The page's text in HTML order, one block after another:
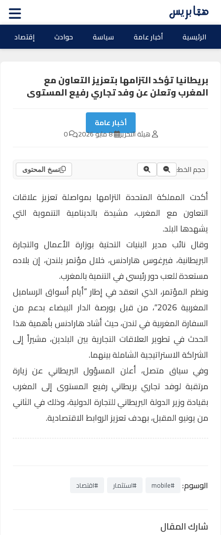
الرئيسية أخبار عامة سياسة حوادث إقتصاد
بريطانيا تؤكد التزامها بتعزيز التعاون مع
المغرب وتعلن عن وفد تجاري رفيع المستوى
أخبار عامة
هيئة التحرير 8 مايو 2026 0
حجم الخط: نسخ المحتوى
أكدت المملكة المتحدة التزامها بمواصلة تعزيز علاقات
التعاون مع المغرب، مشيدة بالدينامية التنموية التي
يشهدها البلد.
وقال نائب مدير البنيات التحتية بوزارة الأعمال والتجارة
البريطانية، فيرغوس هارادنس، خلال مؤتمر بلندن، إن بلاده
مستعدة للعب دور رئيسي في التنمية بالمغرب.
ونظم المؤتمر، الذي انعقد في إطار “أيام أسواق الرساميل
المغربية 2026″، من قبل بورصة الدار البيضاء بدعم من
السفارة المغربية في لندن، حيث أشاد هارادنس بأهمية هذا
الحدث في تطوير العلاقات التجارية بين البلدين، مشيراً إلى
الشراكة الاستراتيجية الشاملة بينهما.
وفي سياق متصل، أعلن المسؤول البريطاني عن زيارة
مرتقبة لوفد تجاري بريطاني رفيع المستوى إلى المغرب
بقيادة وزير الدولة البريطاني للتجارة الدولية، وذلك في الثاني
من يونيو المقبل، بهدف تعزيز الروابط الاقتصادية.
الوسوم: #mobile #استثمار #اقتصاد
شارك المقال